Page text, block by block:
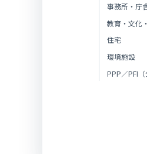
事務所・庁
教育・文化
住宅
環境施設
PPP／PFI（